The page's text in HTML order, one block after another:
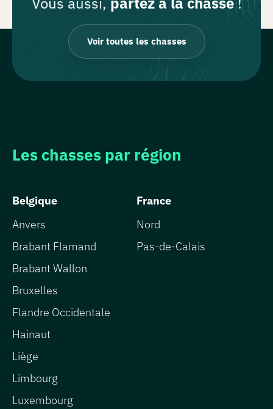
Voir toutes les chasses
Les chasses par région
Belgique
Anvers
Brabant Flamand
Brabant Wallon
Bruxelles
Flandre Occidentale
Hainaut
Liège
Limbourg
Luxembourg
France
Nord
Pas-de-Calais